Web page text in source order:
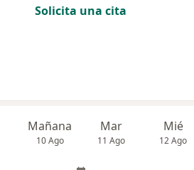
Solicita una cita
Mañana
10 Ago
Mar
11 Ago
Mié
12 Ago